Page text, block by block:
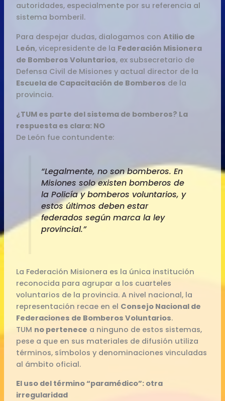
autoridades, especialmente por su referencia al
sistema bomberil.
Para despejar dudas, dialogamos conAtilio de
León, vicepresidente de la Federación Misionera
de Bomberos Voluntarios, ex subsecretario de
Defensa Civil de Misiones y actual director de la
Escuela de Capacitación de Bomberos de la
provincia.
¿TUM es parte del sistema de bomberos? La
respuesta es clara: NO
De León fue contundente:
“Legalmente, no son bomberos. En
Misiones solo existen bomberos de
la Policía y bomberos voluntarios, y
estos últimos deben estar
federados según marca la ley
provincial.”
La Federación Misionera es la única institución
reconocida para agrupar a los cuarteles
voluntarios de la provincia. A nivel nacional, la
representación recae en el Consejo Nacional de
Federaciones de Bomberos Voluntarios.
TUM no pertenece a ninguno de estos sistemas,
pese a que en sus materiales de difusión utiliza
términos, símbolos y denominaciones vinculadas
al ámbito oficial.
El uso del término “paramédico”: otra
irregularidad